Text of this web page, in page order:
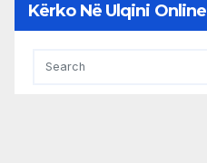
Kërko Në Ulqini Online